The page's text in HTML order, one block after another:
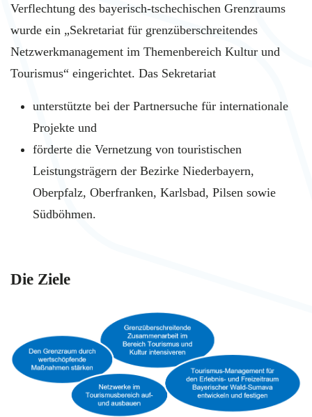
Verflechtung des bayerisch-tschechischen Grenzraums
wurde ein „Sekretariat für grenzüberschreitendes
Netzwerkmanagement im Themenbereich Kultur und
Tourismus“ eingerichtet. Das Sekretariat
unterstützte bei der Partnersuche für internationale
Projekte und
förderte die Vernetzung von touristischen
Leistungsträgern der Bezirke Niederbayern,
Oberpfalz, Oberfranken, Karlsbad, Pilsen sowie
Südböhmen.
Die Ziele